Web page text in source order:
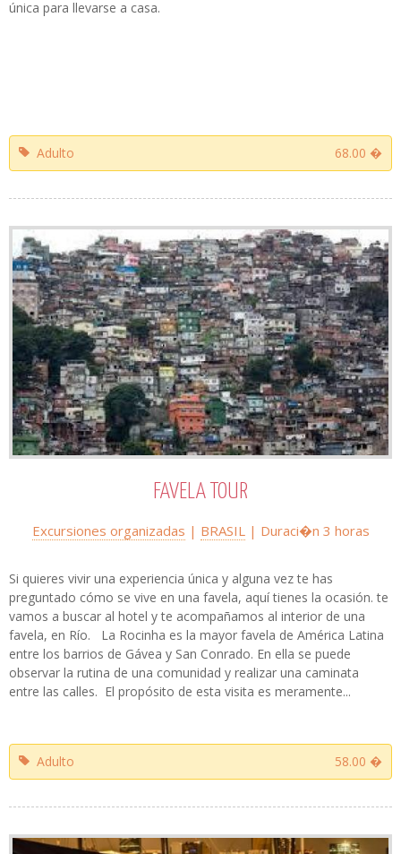
única para llevarse a casa.
Adulto 68.00 �
FAVELA TOUR
Excursiones organizadas | BRASIL| Duraci�n 3 horas
Si quieres vivir una experiencia única y alguna vez te has
preguntado cómo se vive en una favela, aquí tienes la ocasión. te
vamos a buscar al hotel y te acompañamos al interior de una
favela, en Río. La Rocinha es la mayor favela de América Latina
entre los barrios de Gávea y San Conrado. En ella se puede
observar la rutina de una comunidad y realizar una caminata
entre las calles. El propósito de esta visita es meramente...
Adulto 58.00 �